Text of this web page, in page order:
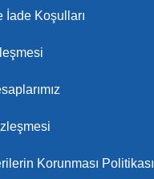
İade Koşulları
Korunması Politikası